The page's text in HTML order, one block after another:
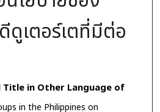
ดูเตอร์เตที่มีต่อ
in Other Language of
in the Philippines on